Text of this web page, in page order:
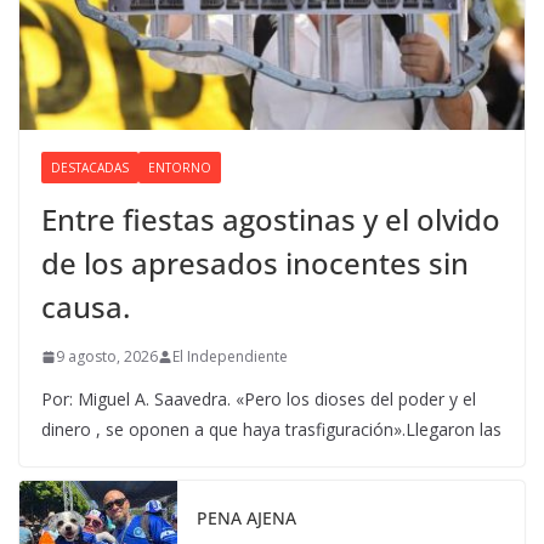
DESTACADAS ENTORNO
Entre fiestas agostinas y el olvido
de los apresados inocentes sin
causa.
9 agosto, 2026 El Independiente
Por: Miguel A. Saavedra. «Pero los dioses del poder y el
dinero , se oponen a que haya trasfiguración».Llegaron las
PENA AJENA